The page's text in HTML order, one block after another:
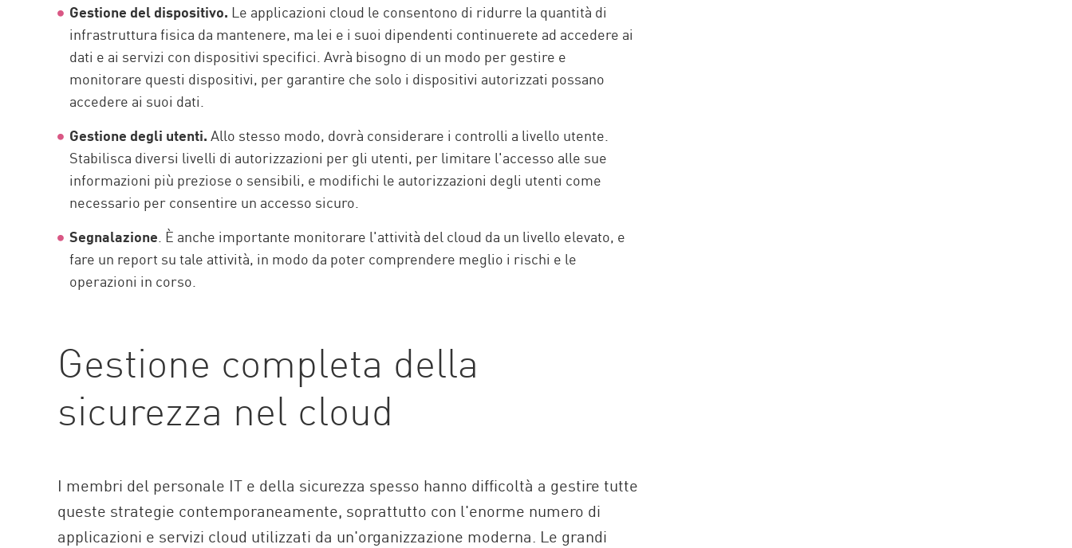
Gestione del dispositivo. Le applicazioni cloud le consentono di ridurre la quantità di
infrastruttura fisica da mantenere, ma lei e i suoi dipendenti continuerete ad accedere ai
dati e ai servizi con dispositivi specifici. Avrà bisogno di un modo per gestire e
monitorare questi dispositivi, per garantire che solo i dispositivi autorizzati possano
accedere ai suoi dati.
Gestione degli utenti.Allo stesso modo, dovrà considerare i controlli a livello utente.
Stabilisca diversi livelli di autorizzazioni per gli utenti, per limitare l'accesso alle sue
informazioni più preziose o sensibili, e modifichi le autorizzazioni degli utenti come
necessario per consentire un accesso sicuro.
Segnalazione. È anche importante monitorare l'attività del cloud da un livello elevato, e
fare un report su tale attività, in modo da poter comprendere meglio i rischi e le
operazioni in corso.
Gestione completa della
sicurezza nel cloud
I membri del personale IT e della sicurezza spesso hanno difficoltà a gestire tutte
queste strategie contemporaneamente, soprattutto con l'enorme numero di
applicazioni e servizi cloud utilizzati da un'organizzazione moderna. Le grandi